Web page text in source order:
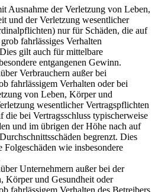
Ausnahme der Verletzung von Leben,
und der Verletzung wesentlicher
nur für Schäden, die auf
fahrlässiges Verhalten
gilt auch für mittelbare
entgangenen Gewinn.
Verbrauchern außer bei
fahrlässigem Verhalten oder bei
von Leben, Körper und
wesentlicher Vertragspflichten
bei Vertragsschluss typischerweise
und im übrigen der Höhe nach auf
begrenzt. Dies
wie insbesondere
Unternehmern außer bei der
Körper und Gesundheit oder